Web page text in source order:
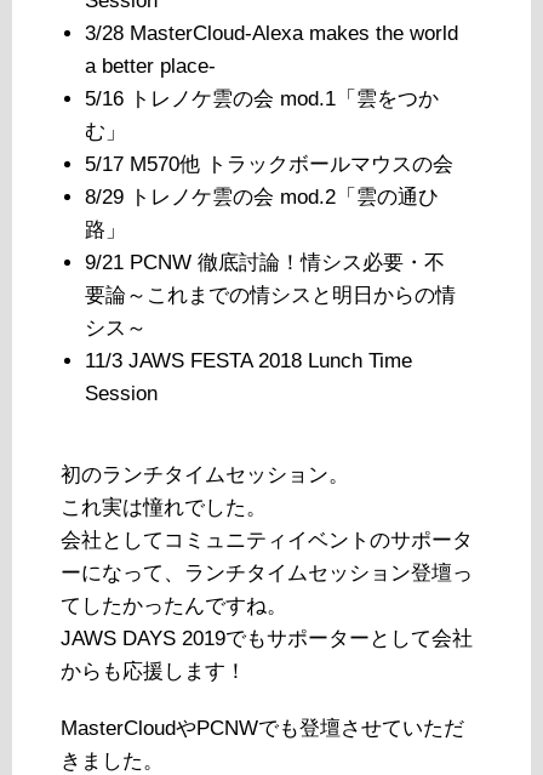
3/28 MasterCloud-Alexa makes the world
a better place-
5/16 トレノケ雲の会 mod.1「雲をつか
む」
5/17 M570他 トラックボールマウスの会
8/29 トレノケ雲の会 mod.2「雲の通ひ
路」
9/21 PCNW 徹底討論！情シス必要・不
要論～これまでの情シスと明日からの情
シス～
11/3 JAWS FESTA 2018 Lunch Time
Session
初のランチタイムセッション。
これ実は憧れでした。
会社としてコミュニティイベントのサポータ
ーになって、ランチタイムセッション登壇っ
てしたかったんですね。
JAWS DAYS 2019でもサポーターとして会社
からも応援します！
MasterCloudやPCNWでも登壇させていただ
きました。